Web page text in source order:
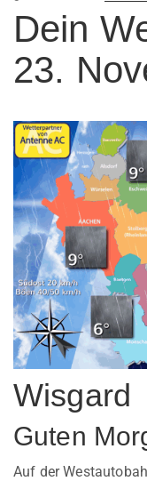
am
Dein
23.
Wisgard
Guten
Auf der